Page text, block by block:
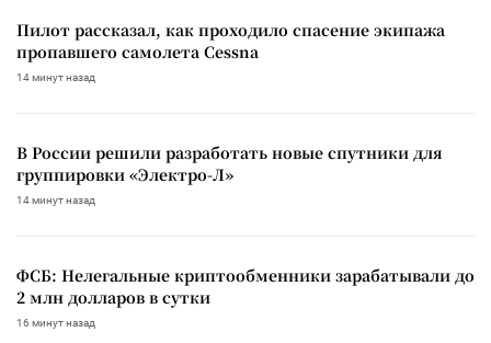
Пилот рассказал, как проходило спасение экипажа
пропавшего самолета Cessna
14 минут назад
В России решили разработать новые спутники для
группировки «Электро-Л»
14 минут назад
ФСБ: Нелегальные криптообменники зарабатывали до
2 млн долларов в сутки
16 минут назад